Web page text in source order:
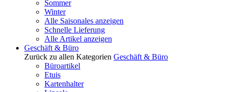
Sommer
Winter
Alle Saisonales anzeigen
Schnelle Lieferung
Alle Artikel anzeigen
Geschäft & Büro
Zurück zu allen Kategorien Geschäft & Büro
Büroartikel
Etuis
Kartenhalter